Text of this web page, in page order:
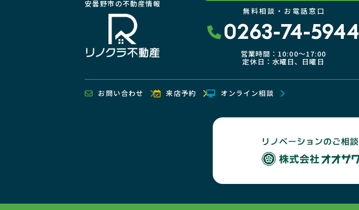
安曇野市の不動産情報
無料相談・お電話窓口
0263-74-5944
営業時間：10:00〜17:00
定休日：水曜日、日曜日
お問い合わせ 来店予約 オンライン相談